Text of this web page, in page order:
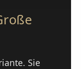
Sie